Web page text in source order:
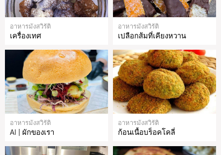
อาหารมังสวิรัติ
เครื่องเทศ
อาหารมังสวิรัติ
เปลือกส้มที่เคียงหวาน
อาหารมังสวิรัติ
AI | ผักของเรา
อาหารมังสวิรัติ
ก้อนเนื้อบร็อคโคลี่